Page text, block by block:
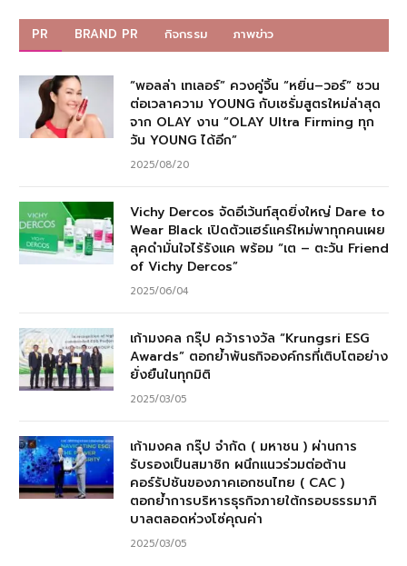
PR BRAND PR กิจกรรม ภาพข่าว
“พอลล่า เทเลอร์” ควงคู่จิ้น “หยิ่น–วอร์” ชวน
ต่อเวลาความ YOUNG กับเซรั่มสูตรใหม่ล่าสุด
จาก OLAY งาน “OLAY Ultra Firming ทุก
วัน YOUNG ได้อีก”
2025/08/20
Vichy Dercos จัดอีเว้นท์สุดยิ่งใหญ่ Dare to
Wear Black เปิดตัวแฮร์แคร์ใหม่พาทุกคนเผย
ลุคดำมั่นใจไร้รังแค พร้อม “เต – ตะวัน Friend
of Vichy Dercos”
2025/06/04
เก้ามงคล กรุ๊ป คว้ารางวัล “Krungsri ESG
Awards” ตอกย้ำพันธกิจองค์กรที่เติบโตอย่าง
ยั่งยืนในทุกมิติ
2025/03/05
เก้ามงคล กรุ๊ป จำกัด ( มหาชน ) ผ่านการ
รับรองเป็นสมาชิก ผนึกแนวร่วมต่อต้าน
คอร์รัปชันของภาคเอกชนไทย ( CAC )
ตอกย้ำการบริหารธุรกิจภายใต้กรอบธรรมาภิ
บาลตลอดห่วงโซ่คุณค่า
2025/03/05